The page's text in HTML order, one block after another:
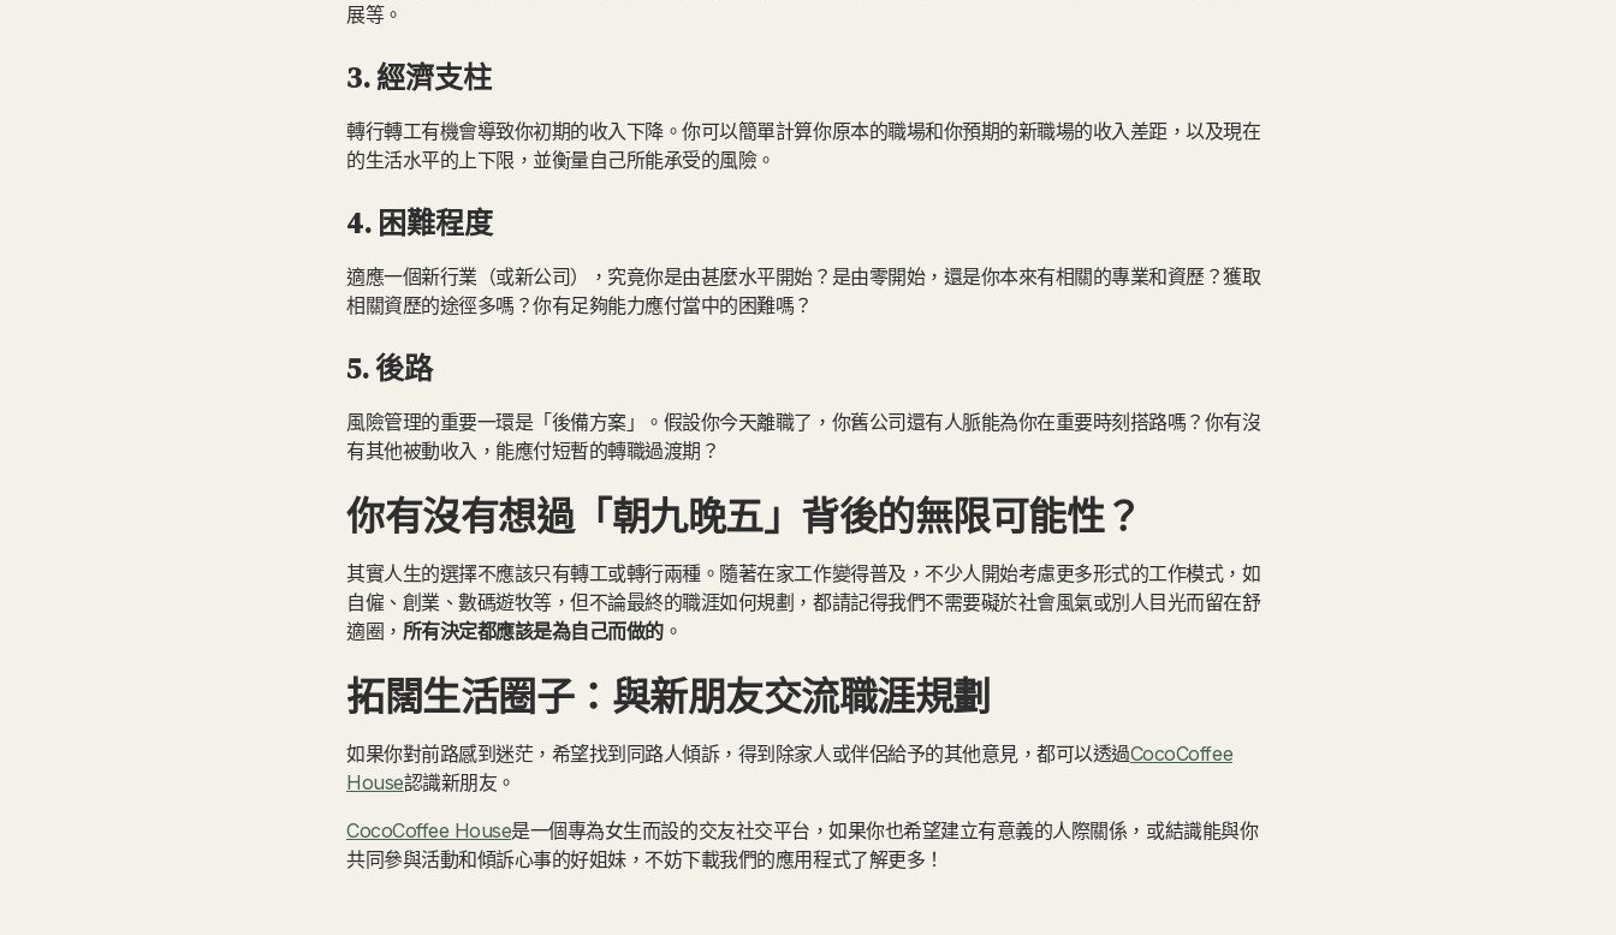
展等。
3. 經濟支柱
轉行轉工有機會導致你初期的收入下降。你可以簡單計算你原本的職場和你預期的新職場的收入差距，以及現在
的生活水平的上下限，並衡量自己所能承受的風險。
4. 困難程度
適應一個新行業（或新公司），究竟你是由甚麼水平開始？是由零開始，還是你本來有相關的專業和資歷？獲取
相關資歷的途徑多嗎？你有足夠能力應付當中的困難嗎？
5. 後路
風險管理的重要一環是「後備方案」。假設你今天離職了，你舊公司還有人脈能為你在重要時刻搭路嗎？你有沒
有其他被動收入，能應付短暫的轉職過渡期？
你有沒有想過「朝九晚五」背後的無限可能性？
其實人生的選擇不應該只有轉工或轉行兩種。隨著在家工作變得普及，不少人開始考慮更多形式的工作模式，如
自僱、創業、數碼遊牧等，但不論最終的職涯如何規劃，都請記得我們不需要礙於社會風氣或別人目光而留在舒
適圈， 所有決定都應該是為自己而做的。
拓闊生活圈子：與新朋友交流職涯規劃
如果你對前路感到迷茫，希望找到同路人傾訴，得到除家人或伴侶給予的其他意見，都可以透過CocoCoffee
House認識新朋友。
CocoCoffee House是一個專為女生而設的交友社交平台，如果你也希望建立有意義的人際關係，或結識能與你
共同參與活動和傾訴心事的好姐妹，不妨下載我們的應用程式了解更多！